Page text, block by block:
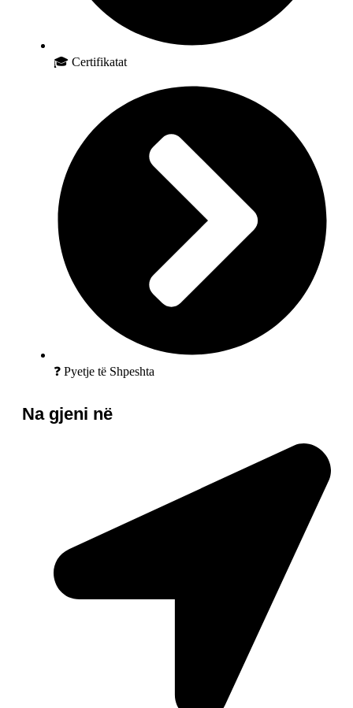
🎓 Certifikatat
❓ Pyetje të Shpeshta
Na gjeni në